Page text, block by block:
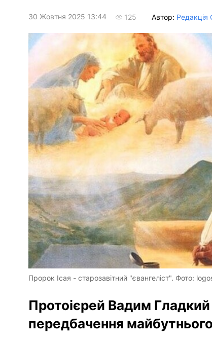
30 Жовтня 2025 13:44 125 Автор:
Пророк Ісая - старозавітний "євангеліст". Фото:
Протоієрей Вадим
передбачення